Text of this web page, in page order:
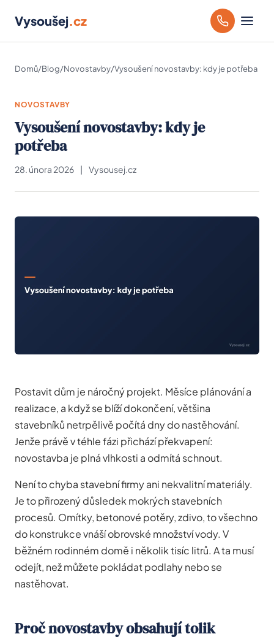
Vysoušej.cz
Domů/Blog/Novostavby/Vysoušení novostavby: kdy je potřeba
NOVOSTAVBY
Vysoušení novostavby: kdy je
potřeba
28. února 2026 | Vysousej.cz
Postavit dům je náročný projekt. Měsíce plánování a
realizace, a když se blíží dokončení, většina
stavebníků netrpělivě počítá dny do nastěhování.
Jenže právě v téhle fázi přichází překvapení:
novostavba je plná vlhkosti a odmítá schnout.
Není to chyba stavební firmy ani nekvalitní materiály.
Je to přirozený důsledek mokrých stavebních
procesů. Omítky, betonové potěry, zdivo, to všechno
do konstrukce vnáší obrovské množství vody. V
běžném rodinném domě i několik tisíc litrů. A ta musí
odejít, než můžete pokládat podlahy nebo se
nastěhovat.
Proč novostavby obsahují tolik